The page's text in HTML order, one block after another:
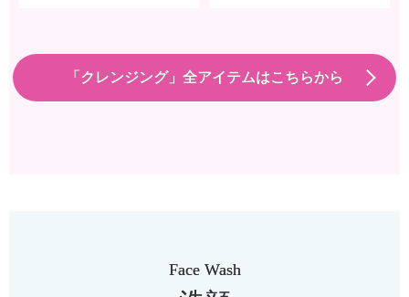
「クレンジング」全アイテムはこちらから
Face Wash